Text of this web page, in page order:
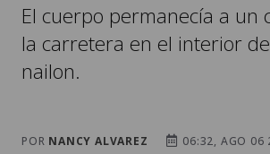
El cuerpo permanecía a un
la carretera en el interior
nailon.
POR NANCY ALVAREZ
06:32, AGO 06